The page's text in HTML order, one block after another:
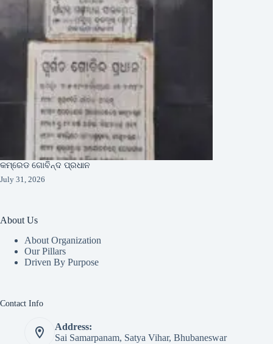
କମ୍ରେଡ ଗୋବିନ୍ଦ ପ୍ରଧାନ
July 31, 2026
About Us
About Organization
Our Pillars
Driven By Purpose​
Contact Info
Address:
Sai Samarpanam, Satya Vihar, Bhubaneswar